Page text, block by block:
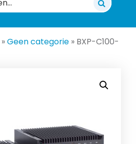
»Geen categorie » BXP-C100-